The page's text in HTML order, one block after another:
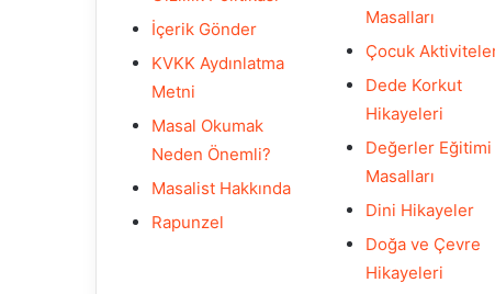
İçerik Gönder
KVKK Aydınlatma
Metni
Masal Okumak
Neden Önemli?
Masalist Hakkında
Rapunzel
Masalları
Çocuk
Dede Korkut
Hikayeleri
Değerler Eğitimi
Masalları
Dini Hikayeler
Doğa ve Çevre
Hikayeleri